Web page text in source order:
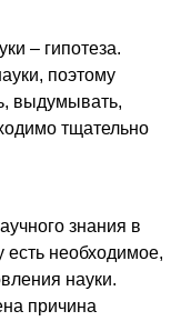
– гипотеза.
поэтому
выдумывать,
тщательно
знания в
есть необходимое,
науки.
причина